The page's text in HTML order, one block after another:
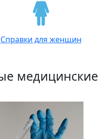
Справки для женщин
медицинские